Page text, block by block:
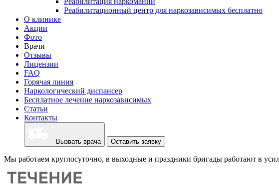
Реабилитационный центр для наркозависимых бесплатно
О клинике
Акции
Фото
Врачи
Отзывы
Лицензии
FAQ
Горячая линия
Наркологический диспансер
Бесплатное лечение наркозависимых
Статьи
Контакты
Вызвать врача Оставить заявку
Мы работаем круглосуточно, в выходные и праздники бригады работают в